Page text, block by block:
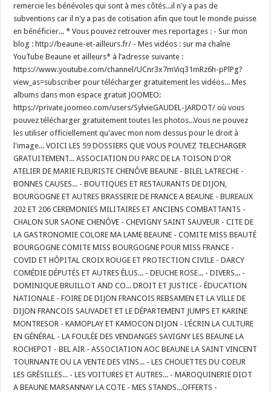
remercie les bénévoles qui sont à mes côtés...il n'y a pas de
subventions car il n'y a pas de cotisation afin que tout le monde puisse
en bénéficier... * Vous pouvez retrouver mes reportages : - Sur mon
blog : http://beaune-et-ailleurs.fr/ - Mes vidéos : sur ma chaîne
YouTube Beaune et ailleurs* à l’adresse suivante :
https://www.youtube.com/channel/UCnr3x7mViq31mRz6h-pPlPg?
view_as=subscriber pour télécharger gratuitement les vidéos... Mes
albums dans mon espace gratuit JOOMEO:
https://private.joomeo.com/users/SylvieGAUDEL-JARDOT/ où vous
pouvez télécharger gratuitement toutes les photos...Vous ne pouvez
les utiliser officiellement qu'avec mon nom dessus pour le droit à
l'image... VOICI LES 59 DOSSIERS QUE VOUS POUVEZ TELECHARGER
GRATUITEMENT... ASSOCIATION DU PARC DE LA TOISON D'OR
ATELIER DE MARIE FLEURISTE CHENÔVE BEAUNE - BILEL LATRECHE -
BONNES CAUSES... - BOUTIQUES ET RESTAURANTS DE DIJON,
BOURGOGNE ET AUTRES BRASSERIE DE FRANCE A BEAUNE - BUREAUX
202 ET 206 CEREMONIES MILITAIRES ET ANCIENS COMBATTANTS -
CHALON SUR SAONE CHENÔVE - CHEVIGNY SAINT SAUVEUR - CITE DE
LA GASTRONOMIE COLORE MA LAME BEAUNE - COMITE MISS BEAUTÉ
BOURGOGNE COMITE MISS BOURGOGNE POUR MISS FRANCE -
COVID ET HÔPITAL CROIX ROUGE ET PROTECTION CIVILE - DARCY
COMÉDIE DÉPUTÉS ET AUTRES ÉLUS... - DEUCHE ROSE... - DIVERS... -
DOMINIQUE BRUILLOT AND CO... DROIT ET JUSTICE - ÉDUCATION
NATIONALE - FOIRE DE DIJON FRANCOIS REBSAMEN ET LA VILLE DE
DIJON FRANCOIS SAUVADET ET LE DÉPARTEMENT JUMPS ET KARINE
MONTRESOR - KAMOPLAY ET KAMOCON DIJON - L’ÉCRIN LA CULTURE
EN GÉNÉRAL - LA FOULÉE DES VENDANGES SAVIGNY LES BEAUNE LA
ROCHEPOT - BEL AIR - ASSOCIATION AOC BEAUNE LA SAINT VINCENT
TOURNANTE OU LA VENTE DES VINS... - LES CHOUETTES DU COEUR
LES GRÉSILLES... - LES VOITURES ET AUTRES... - MAROQUINERIE DIOT
A BEAUNE MARSANNAY LA COTE - MES STANDS...OFFERTS -